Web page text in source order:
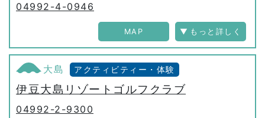
04992-4-0946
MAP
大島 アクティビティー・体験
伊豆大島リゾートゴルフクラブ
04992-2-9300